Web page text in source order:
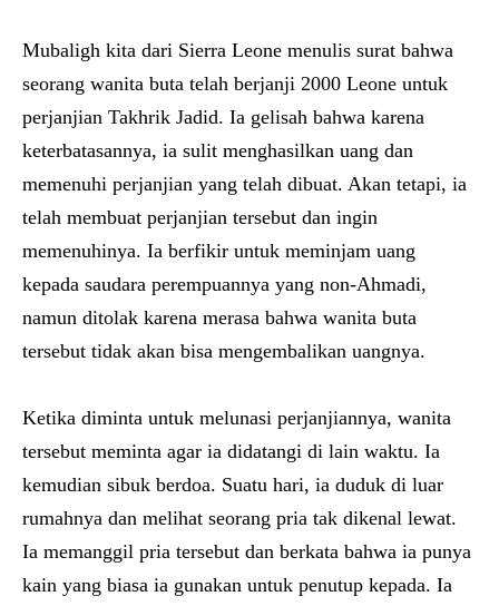
Mubaligh kita dari Sierra Leone menulis surat bahwa
seorang wanita buta telah berjanji 2000 Leone untuk
perjanjian Takhrik Jadid. Ia gelisah bahwa karena
keterbatasannya, ia sulit menghasilkan uang dan
memenuhi perjanjian yang telah dibuat. Akan tetapi, ia
telah membuat perjanjian tersebut dan ingin
memenuhinya. Ia berfikir untuk meminjam uang
kepada saudara perempuannya yang non-Ahmadi,
namun ditolak karena merasa bahwa wanita buta
tersebut tidak akan bisa mengembalikan uangnya.
Ketika diminta untuk melunasi perjanjiannya, wanita
tersebut meminta agar ia didatangi di lain waktu. Ia
kemudian sibuk berdoa. Suatu hari, ia duduk di luar
rumahnya dan melihat seorang pria tak dikenal lewat.
Ia memanggil pria tersebut dan berkata bahwa ia punya
kain yang biasa ia gunakan untuk penutup kepada. Ia